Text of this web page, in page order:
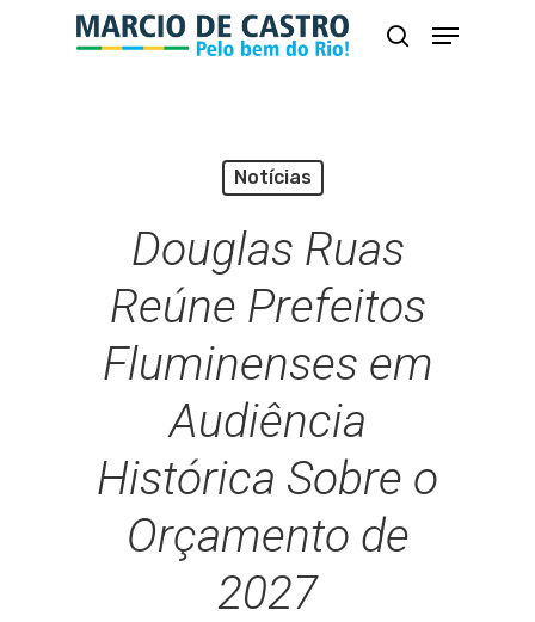
busca
Menu
Notícias
Douglas Ruas
Reúne Prefeitos
Fluminenses em
Audiência
Histórica Sobre o
Orçamento de
2027